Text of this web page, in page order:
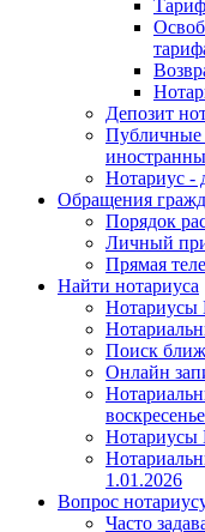
Депозит
Публичные
Нотариус -
Обращения
Порядок
Личный
Прямая
Найти нотариуса
Нотариусы
Поиск
Онлайн
воскресенье
Нотариусы
1.01.2026
Вопрос
Часто